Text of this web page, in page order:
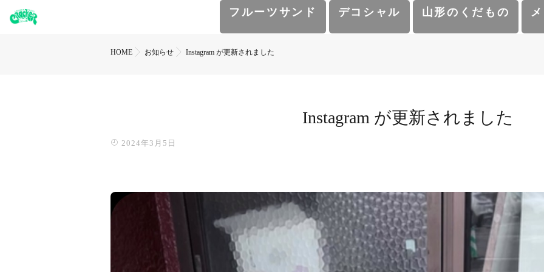
フルーツサンド デコシャル 山形のくだもの
HOME お知らせ Instagram が更新されました
Instagram が更新されました
2024年3月5日